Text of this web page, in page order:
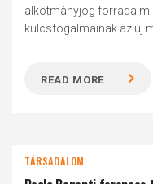
alkotmányjog
kulcsfogalmainak az új
READ MORE
TÁRSADALOM